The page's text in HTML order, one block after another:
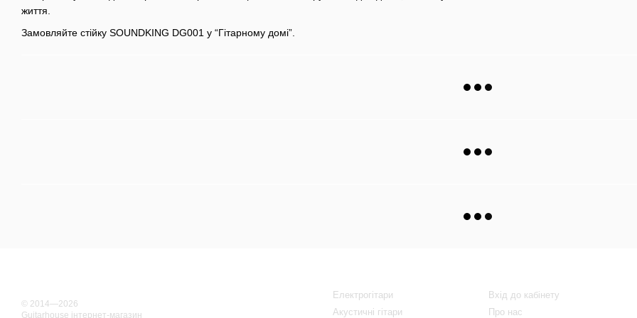
життя.
Замовляйте стійку SOUNDKING DG001 у “Гітарному домі”.
© 2014—2026
Guitarhouse інтернет-магазин
Електрогітари
Акустичні гітари
Вхід до кабінету
Про нас